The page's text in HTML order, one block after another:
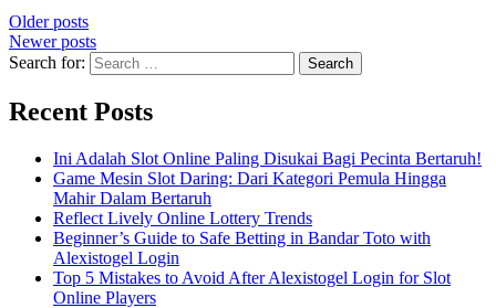
Older posts
Newer posts
Search for:
Recent Posts
Ini Adalah Slot Online Paling Disukai Bagi Pecinta Bertaruh!
Game Mesin Slot Daring: Dari Kategori Pemula Hingga
Mahir Dalam Bertaruh
Reflect Lively Online Lottery Trends
Beginner’s Guide to Safe Betting in Bandar Toto with
Alexistogel Login
Top 5 Mistakes to Avoid After Alexistogel Login for Slot
Online Players